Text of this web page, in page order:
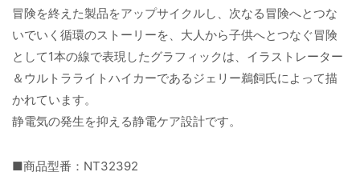
冒険を終えた製品をアップサイクルし、次なる冒険へとつな
いでいく循環のストーリーを、大人から子供へとつなぐ冒険
として1本の線で表現したグラフィックは、イラストレーター
＆ウルトラライトハイカーであるジェリー鵜飼氏によって描
かれています。
静電気の発生を抑える静電ケア設計です。
■商品型番：NT32392